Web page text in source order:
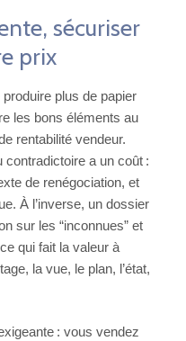
sécuriser
prix
produire plus de papier
les bons éléments au
rentabilité vendeur.
a un coût :
de renégociation, et
À l’inverse, un dossier
sur les “inconnues” et
qui fait la valeur à
la vue, le plan, l’état,
: vous vendez